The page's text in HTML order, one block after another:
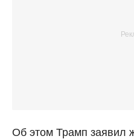
Об этом Трамп заявил